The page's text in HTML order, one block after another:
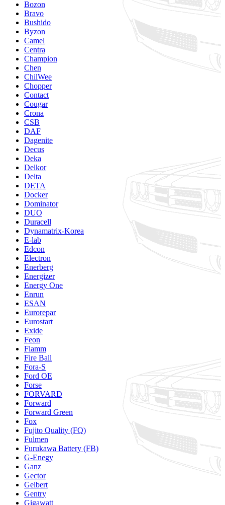
Bozon
Bravo
Bushido
Byzon
Camel
Centra
Champion
Chen
ChilWee
Chopper
Contact
Cougar
Crona
CSB
DAF
Dagenite
Decus
Deka
Delkor
Delta
DETA
Docker
Dominator
DUO
Duracell
Dynamatrix-Korea
E-lab
Edcon
Electron
Enerberg
Energizer
Energy One
Enrun
ESAN
Eurorepar
Eurostart
Exide
Feon
Fiamm
Fire Ball
Fora-S
Ford OE
Forse
FORVARD
Forward
Forward Green
Fox
Fujito Quality (FQ)
Fulmen
Furukawa Battery (FB)
G-Enegy
Ganz
Gector
Gelbert
Gentry
Gigawatt